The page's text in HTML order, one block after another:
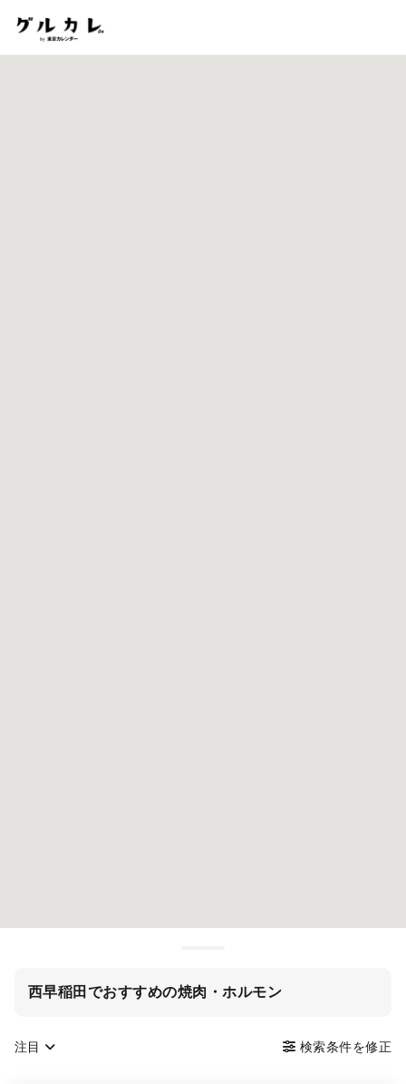
西早稲田でおすすめの焼肉・ホルモン
注目 検索条件を修正